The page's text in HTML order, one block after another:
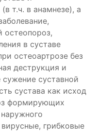
т.ч. в анамнезе), а
остеопороз,
в суставе
остеоартрозе без
деструкция и
суставной
сустава как исход
формирующих
грибковые